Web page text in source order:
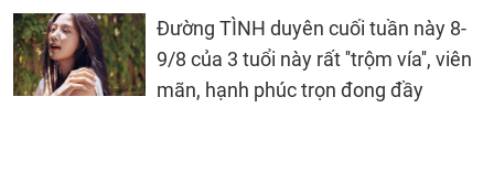
Đường TÌNH duyên cuối tuần này 8-
9/8 của 3 tuổi này rất ''trộm vía'', viên
mãn, hạnh phúc trọn đong đầy